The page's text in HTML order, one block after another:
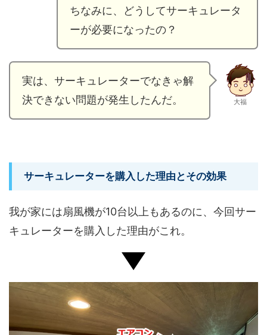
ちなみに、どうしてサーキュレータ
ーが必要になったの？
実は、サーキュレーターでなきゃ解
決できない問題が発生したんだ。
大福
サーキュレーターを購入した理由とその効果
我が家には扇風機が10台以上もあるのに、今回サー
キュレーターを購入した理由がこれ。